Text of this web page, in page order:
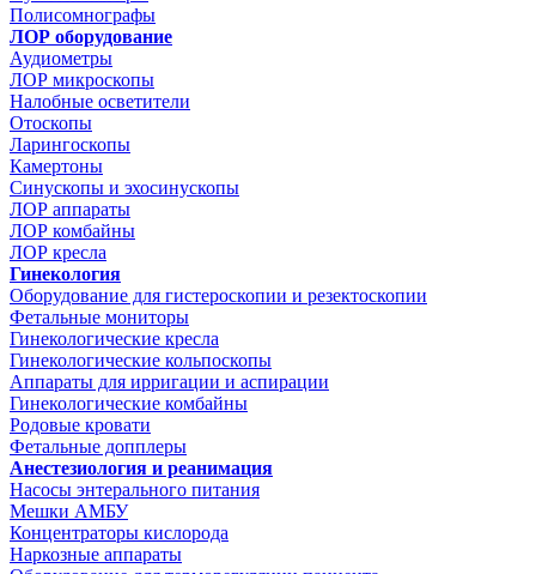
Полисомнографы
ЛОР оборудование
Аудиометры
ЛОР микроскопы
Налобные осветители
Отоскопы
Ларингоскопы
Камертоны
Синускопы и эхосинускопы
ЛОР аппараты
ЛОР комбайны
ЛОР кресла
Гинекология
Оборудование для гистероскопии и резектоскопии
Фетальные мониторы
Гинекологические кресла
Гинекологические кольпоскопы
Аппараты для ирригации и аспирации
Гинекологические комбайны
Родовые кровати
Фетальные допплеры
Анестезиология и реанимация
Насосы энтерального питания
Мешки АМБУ
Концентраторы кислорода
Наркозные аппараты